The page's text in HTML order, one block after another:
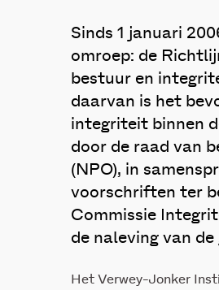
Sinds 1 januari
omroep: de
bestuur en
daarvan is het
integriteit binnen
door de raad van
(NPO), in
voorschriften ter
Commissie
de naleving van
Het Verwey-Jonker